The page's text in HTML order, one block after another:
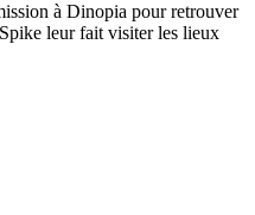
à Dinopia pour retrouver
leur fait visiter les lieux